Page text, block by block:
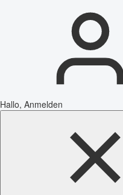
Hallo, Anmelden